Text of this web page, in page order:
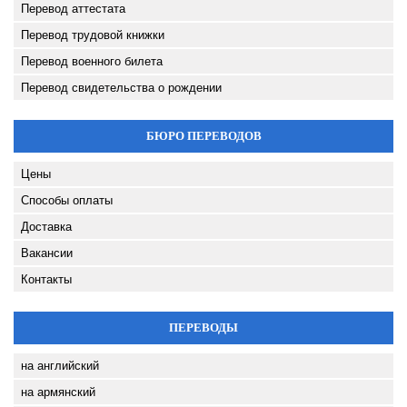
Перевод аттестата
Перевод трудовой книжки
Перевод военного билета
Перевод свидетельства о рождении
БЮРО ПЕРЕВОДОВ
Цены
Способы оплаты
Доставка
Вакансии
Контакты
ПЕРЕВОДЫ
на английский
на армянский